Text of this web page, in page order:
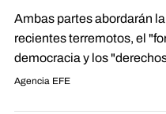
Ambas partes abordarán
recientes terremotos, el
democracia y los
Agencia EFE